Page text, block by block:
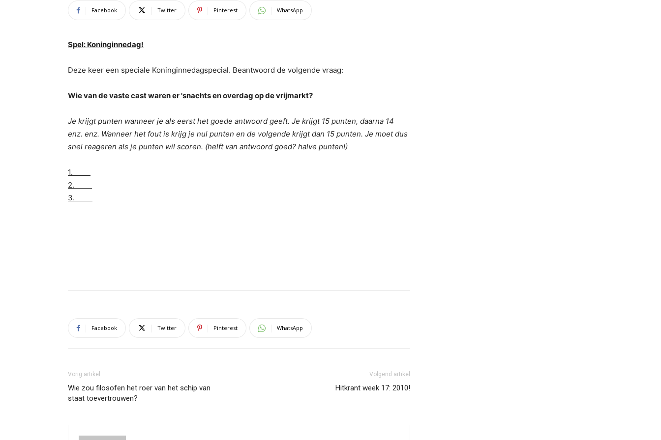
Facebook Twitter Pinterest WhatsApp
Spel: Koninginnedag!
Deze keer een speciale Koninginnedagspecial. Beantwoord de volgende vraag:
Wie van de vaste cast waren er 'snachts en overdag op de vrijmarkt?
Je krijgt punten wanneer je als eerst het goede antwoord geeft. Je krijgt 15 punten, daarna 14
enz. enz. Wanneer het fout is krijg je nul punten en de volgende krijgt dan 15 punten. Je moet dus
snel reageren als je punten wil scoren. (helft van antwoord goed? halve punten!)
1.
2.
3.
Facebook Twitter Pinterest WhatsApp
Vorig artikel
Wie zou filosofen het roer van het schip van
staat toevertrouwen?
Volgend artikel
Hitkrant week 17: 2010!